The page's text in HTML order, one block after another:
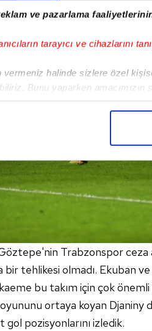
ve pazarlama
tarayıcı ve cihazlarını
vermeniz halinde sizlere özel
Bunu yaparken
adına elimizden gelen
bu çerezlere izin
hizmet sunabilmek için İnternet
çeşitli kişisel verileriniz
Diğer çerezler,
faaliyetlerinin yapılması,
aşağıda yer alan
Çerez Bilgilendirme Metnimizi
Verilerin Korunması Kanunu
kullanılan çerezlerle ilgili
Trabzonspor ceza
tehlikesi olmadı. Ekuban ve
bu takım için çok
ortaya koyan Djaniny
gol pozisyonlarını izledik.